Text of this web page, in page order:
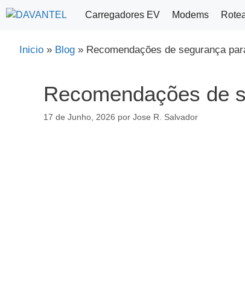
Saltar
para
conteúdo
Carregadores EV Modems
Inicio » Blog » Recomendações de segurança
Recomendações de
17 de Junho, 2026 por Jose R. Salvador